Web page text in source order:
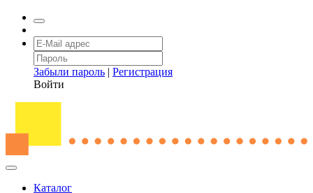
Забыли пароль | Регистрация
Войти
Каталог